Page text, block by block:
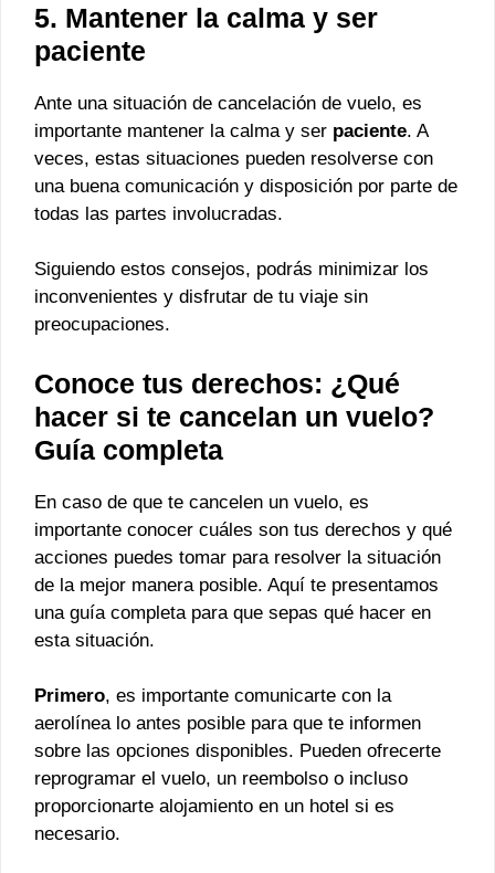
5. Mantener la calma y ser
paciente
Ante una situación de cancelación de vuelo, es
importante mantener la calma y ser paciente. A
veces, estas situaciones pueden resolverse con
una buena comunicación y disposición por parte de
todas las partes involucradas.
Siguiendo estos consejos, podrás minimizar los
inconvenientes y disfrutar de tu viaje sin
preocupaciones.
Conoce tus derechos: ¿Qué
hacer si te cancelan un vuelo?
Guía completa
En caso de que te cancelen un vuelo, es
importante conocer cuáles son tus derechos y qué
acciones puedes tomar para resolver la situación
de la mejor manera posible. Aquí te presentamos
una guía completa para que sepas qué hacer en
esta situación.
Primero, es importante comunicarte con la
aerolínea lo antes posible para que te informen
sobre las opciones disponibles. Pueden ofrecerte
reprogramar el vuelo, un reembolso o incluso
proporcionarte alojamiento en un hotel si es
necesario.